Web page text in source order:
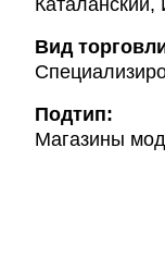
Каталанский,
Вид
Подтип:
Магазины